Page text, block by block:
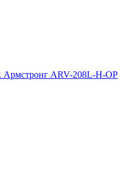
ARV-208L-H-OP